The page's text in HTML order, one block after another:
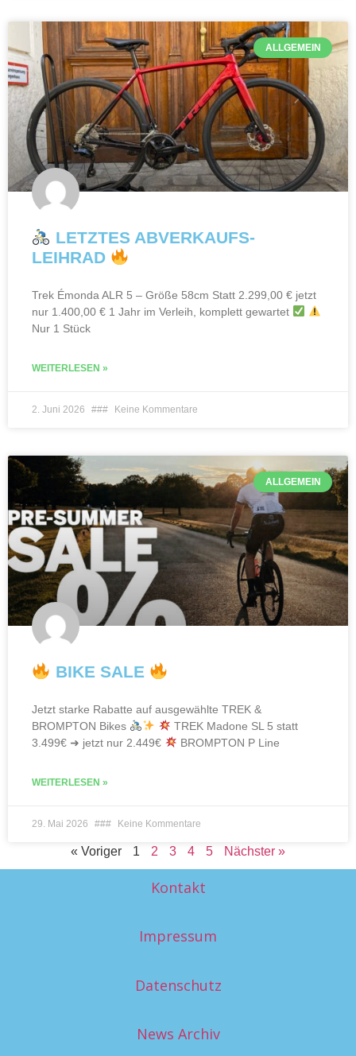
ALLGEMEIN
LETZTES ABVERKAUFS-
LEIHRAD
Trek Émonda ALR 5 – Größe 58cm Statt 2.299,00 € jetzt
nur 1.400,00 € 1 Jahr im Verleih, komplett gewartet
Nur 1 Stück
WEITERLESEN »
2. Juni 2026 Keine Kommentare
ALLGEMEIN
BIKE SALE
Jetzt starke Rabatte auf ausgewählte TREK &
BROMPTON Bikes
TREK Madone SL 5 statt
3.499€ ➜ jetzt nur 2.449€
BROMPTON P Line
WEITERLESEN »
29. Mai 2026 Keine Kommentare
« Voriger 1 2 3 4 5 Nächster »
Kontakt
Impressum
Datenschutz
News Archiv